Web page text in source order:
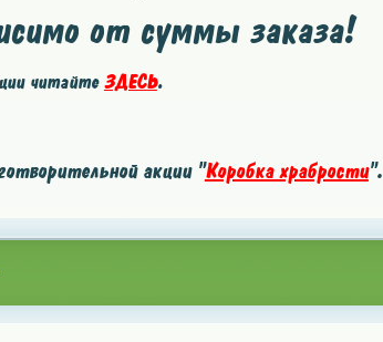
от суммы заказа!
читайтеЗДЕСЬ.
акции "Коробка храбрости".